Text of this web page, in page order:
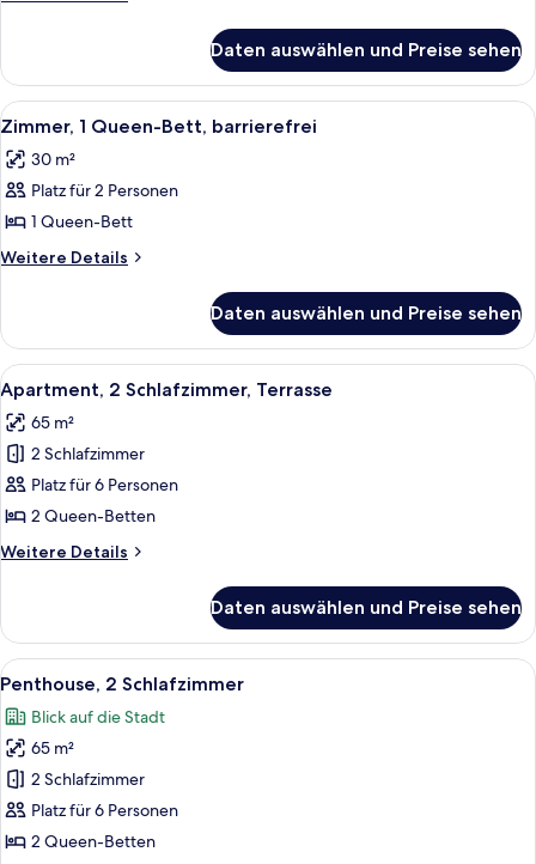
anzeigen
Studio,
2 Queen-
Betten
Daten auswählen und Preise sehen
Alle
Fotos
für
Zimmer,
1
Queen-
anzeigen
Ein modernes Hotelzimmer mit
8
Zimmer, 1 Queen-Bett, barrierefrei
30 m²
Platz für 2 Personen
1 Queen-Bett
Weitere Details
Weitere
1
Queen-
Bett,
barrierefrei
Daten auswählen und Preise sehen
Alle
Fotos
für
Apartment,
2 Schlafzimmer,
Terrasse
anzeigen
Ein modernes Wohnzimmer mit
11
Apartment, 2 Schlafzimmer, Terrasse
65 m²
2 Schlafzimmer
Platz für 6 Personen
2 Queen-Betten
Weitere Details
Weitere
2 Schlafzimmer,
Terrasse
Daten auswählen und Preise sehen
Alle
Fotos
für
Penthouse,
2 Schlafzimmer
anzeigen
Ein modernes Wohnzimmer mit
9
Penthouse, 2 Schlafzimmer
Blick auf die Stadt
65 m²
2 Schlafzimmer
Platz für 6 Personen
2 Queen-Betten